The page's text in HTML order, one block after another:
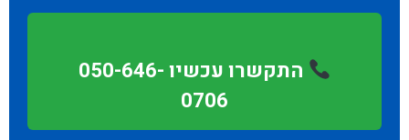
התקשרו עכשיו 050-646-
0706